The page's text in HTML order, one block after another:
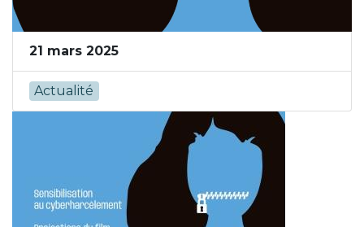
21 mars 2025
Actualité